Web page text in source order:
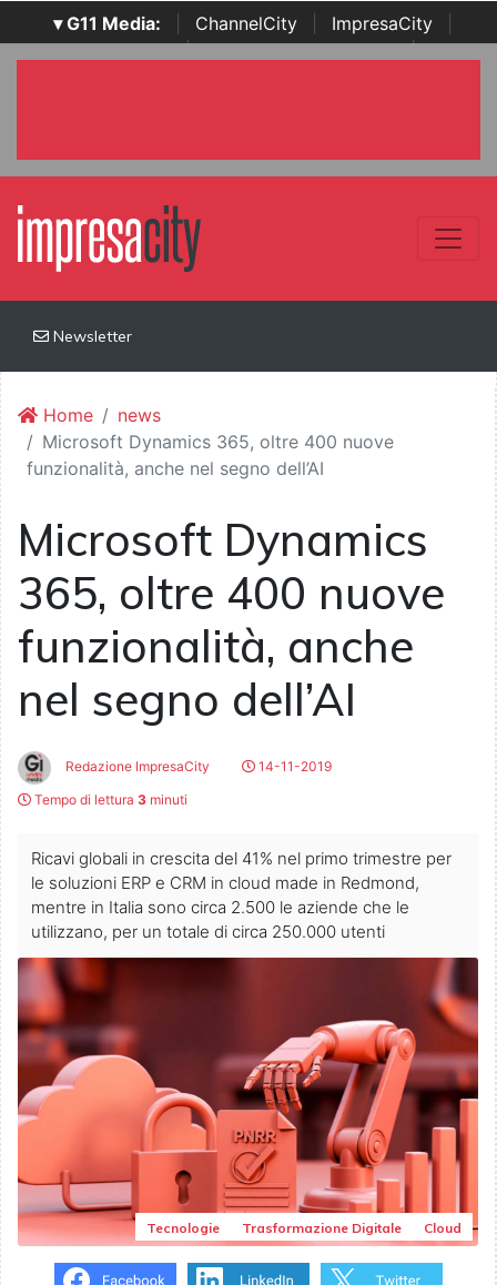
▾ G11 Media: ChannelCity ImpresaCity
SecurityOpenLab | Italian Channel Awards | Italian
Newsletter
Home
news
Microsoft Dynamics 365, oltre 400 nuove
funzionalità, anche nel segno dell’AI
Microsoft Dynamics
365, oltre 400 nuove
funzionalità, anche
nel segno dell’AI
Redazione ImpresaCity
14-11-2019
Tempo di lettura 3 minuti
Ricavi globali in crescita del 41% nel primo trimestre per
le soluzioni ERP e CRM in cloud made in Redmond,
mentre in Italia sono circa 2.500 le aziende che le
utilizzano, per un totale di circa 250.000 utenti
Tecnologie Trasformazione Digitale Cloud